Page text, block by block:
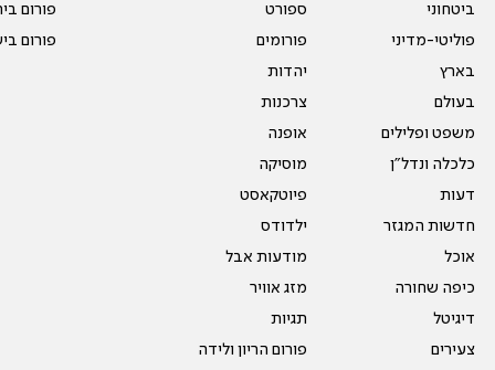
ביטחוני
פוליטי-מדיני
בארץ
בעולם
משפט ופלילים
כלכלה ונדל"ן
דעות
חדשות המגזר
אוכל
כיפה שחורה
דיגיטל
צעירים
ספורט
פורומים
יהדות
צרכנות
אופנה
מוסיקה
פיוטקאסט
ילדודס
מודעות אבל
מזג אוויר
תגיות
פורום הריון ולידה
פורום
פורום